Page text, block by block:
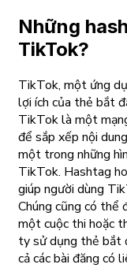
Những
TikTok?
TikTok, một ứng
lợi ích của thẻ bắt
TikTok là một
để sắp xếp nội
một trong những
TikTok. Hashtag
giúp người dùng
Chúng cũng có thể
một cuộc thi hoặc
ty sử dụng thẻ bắt
cả các bài đăng có